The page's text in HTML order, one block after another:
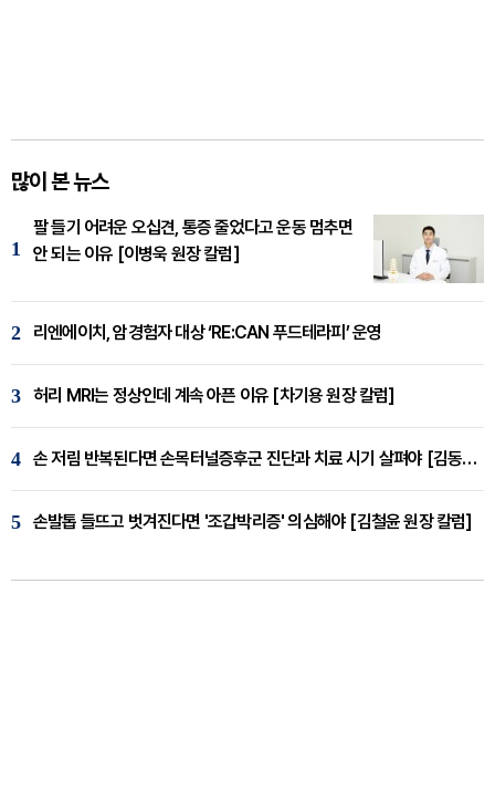
많이 본 뉴스
1
팔 들기 어려운 오십견, 통증 줄었다고 운동 멈추면
안 되는 이유 [이병욱 원장 칼럼]
2 리엔에이치, 암경험자 대상 ‘RE:CAN 푸드테라피’ 운영
3 허리 MRI는 정상인데 계속 아픈 이유 [차기용 원장 칼럼]
4 손 저림 반복된다면 손목터널증후군 진단과 치료 시기 살펴야 [김동현 원장 칼럼]
5 손발톱 들뜨고 벗겨진다면 '조갑박리증' 의심해야 [김철윤 원장 칼럼]